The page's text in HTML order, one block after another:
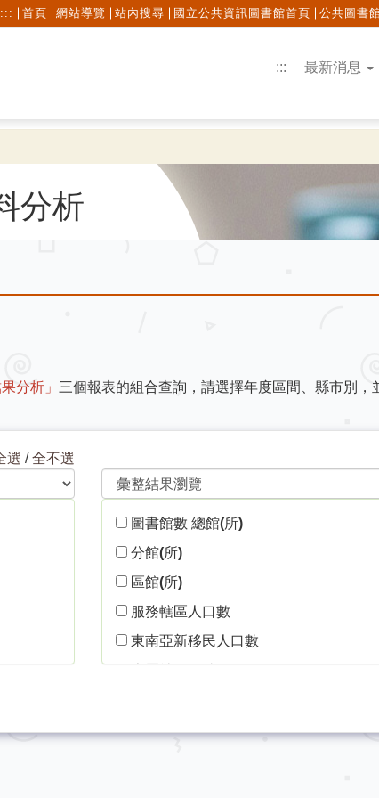
::: 首頁 網站導覽 站內搜尋 國立公共資訊圖書館首頁 公共圖書
::: 最新消息
分析
分析」 三個報表的組合查詢，請選擇年度區間、縣市別，
選 /全不選
圖書館數 總館(所)
分館(所)
區館(所)
服務轄區人口數
東南亞新移民人口數
圖書巡迴車